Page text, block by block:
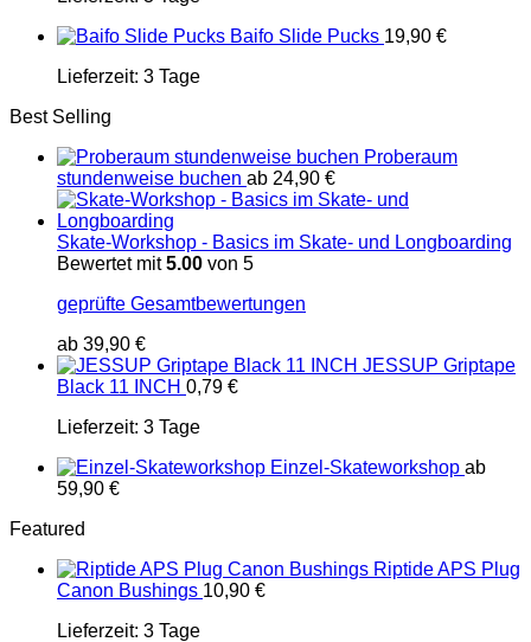
Baifo Slide Pucks 19,90 €
Lieferzeit: 3 Tage
Best Selling
Proberaum
stundenweise buchen ab 24,90 €
Skate-Workshop - Basics im Skate- und Longboarding
Bewertet mit5.00 von 5
geprüfte Gesamtbewertungen
ab 39,90 €
JESSUP Griptape
Black 11 INCH 0,79 €
Lieferzeit: 3 Tage
Einzel-Skateworkshop ab
59,90 €
Featured
Riptide APS Plug
Canon Bushings 10,90 €
Lieferzeit: 3 Tage